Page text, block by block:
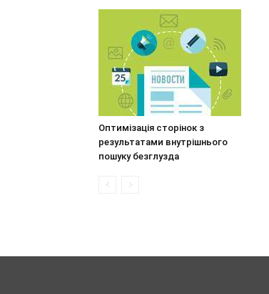
Оптимізація сторінок з
результатами внутрішнього
пошуку безглузда